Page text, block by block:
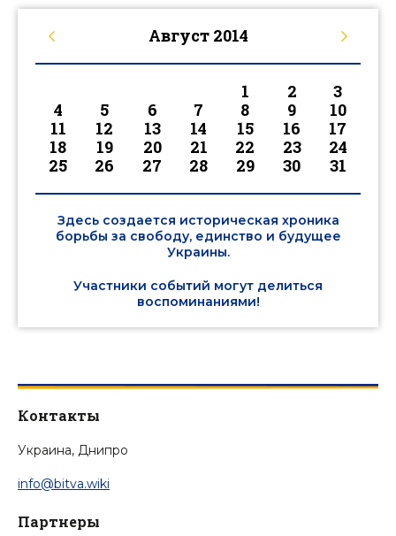
Август 2014
1 2
3
4
5 6 7 8 9
10
11
12 13 14 15 16
17
18
19 20 21 22 23
24
25
26 27 28 29 30 31
Здесь создается историческая хроника
борьбы за свободу, единство и будущее
Украины.
Участники событий могут делиться
воспоминаниями!
Контакты
Украина, Днипро
info@bitva.wiki
Партнеры